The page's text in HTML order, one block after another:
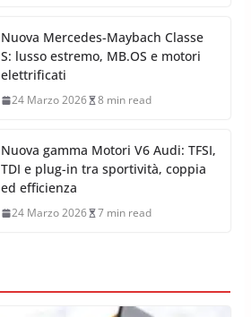
Nuova Mercedes-Maybach Classe
S: lusso estremo, MB.OS e motori
elettrificati
24 Marzo 2026 8 min read
Nuova gamma Motori V6 Audi: TFSI,
TDI e plug-in tra sportività, coppia
ed efficienza
24 Marzo 2026 7 min read